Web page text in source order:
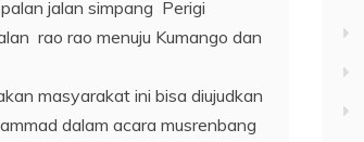
jalan simpang Perigi
rao rao menuju Kumango dan
masyarakat ini bisa diujudkan
dalam acara musrenbang